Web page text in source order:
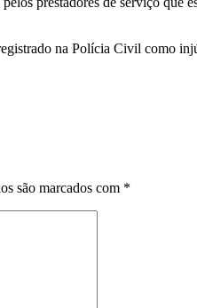
na Polícia Civil como
são marcados com *